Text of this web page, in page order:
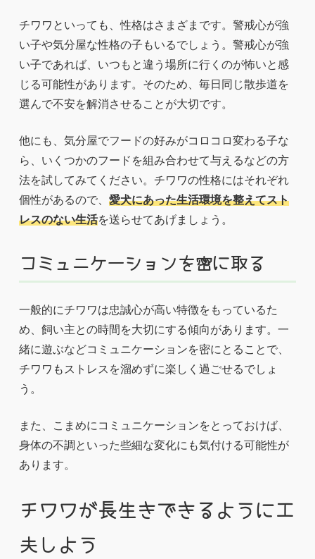
チワワといっても、性格はさまざまです。警戒心が強
い子や気分屋な性格の子もいるでしょう。警戒心が強
い子であれば、いつもと違う場所に行くのが怖いと感
じる可能性があります。そのため、毎日同じ散歩道を
選んで不安を解消させることが大切です。
他にも、気分屋でフードの好みがコロコロ変わる子な
ら、いくつかのフードを組み合わせて与えるなどの方
法を試してみてください。チワワの性格にはそれぞれ
個性があるので、 愛犬にあった生活環境を整えてスト
レスのない生活を送らせてあげましょう。
コミュニケーションを密に取る
一般的にチワワは忠誠心が高い特徴をもっているた
め、飼い主との時間を大切にする傾向があります。一
緒に遊ぶなどコミュニケーションを密にとることで、
チワワもストレスを溜めずに楽しく過ごせるでしょ
う。
また、こまめにコミュニケーションをとっておけば、
身体の不調といった些細な変化にも気付ける可能性が
あります。
チワワが長生きできるように工
夫しよう